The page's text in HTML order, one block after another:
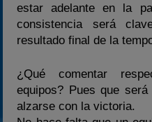
estar adelante en la
consistencia será
resultado final de la
¿Qué comentar
equipos? Pues que
alzarse con la victoria.